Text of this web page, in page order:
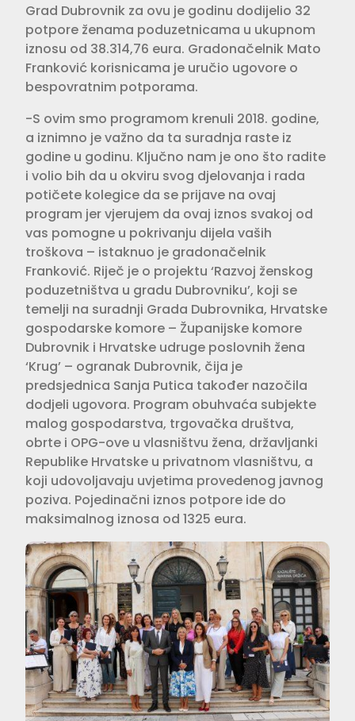
Grad Dubrovnik za ovu je godinu dodijelio 32
potpore ženama poduzetnicama u ukupnom
iznosu od 38.314,76 eura. Gradonačelnik Mato
Franković korisnicama je uručio ugovore o
bespovratnim potporama.
-S ovim smo programom krenuli 2018. godine,
a iznimno je važno da ta suradnja raste iz
godine u godinu. Ključno nam je ono što radite
i volio bih da u okviru svog djelovanja i rada
potičete kolegice da se prijave na ovaj
program jer vjerujem da ovaj iznos svakoj od
vas pomogne u pokrivanju dijela vaših
troškova – istaknuo je gradonačelnik
Franković. Riječ je o projektu ‘Razvoj ženskog
poduzetništva u gradu Dubrovniku’, koji se
temelji na suradnji Grada Dubrovnika, Hrvatske
gospodarske komore – Županijske komore
Dubrovnik i Hrvatske udruge poslovnih žena
‘Krug’ – ogranak Dubrovnik, čija je
predsjednica Sanja Putica također nazočila
dodjeli ugovora. Program obuhvaća subjekte
malog gospodarstva, trgovačka društva,
obrte i OPG-ove u vlasništvu žena, državljanki
Republike Hrvatske u privatnom vlasništvu, a
koji udovoljavaju uvjetima provedenog javnog
poziva. Pojedinačni iznos potpore ide do
maksimalnog iznosa od 1325 eura.